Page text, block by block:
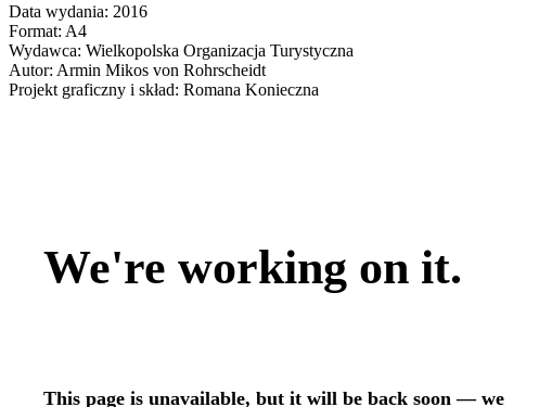
Data wydania: 2016
Format: A4
Wydawca: Wielkopolska Organizacja Turystyczna
Autor: Armin Mikos von Rohrscheidt
Projekt graficzny i skład: Romana Konieczna